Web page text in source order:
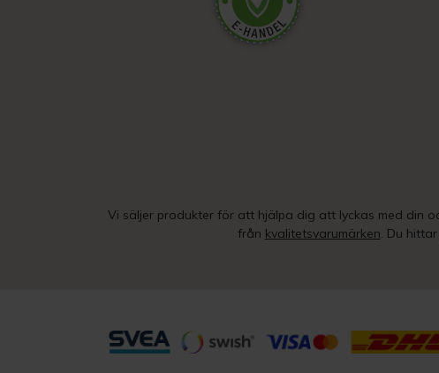
Vi säljer produkter för att hjälpa dig att lyckas med din
från kvalitetsvarumärken. Du